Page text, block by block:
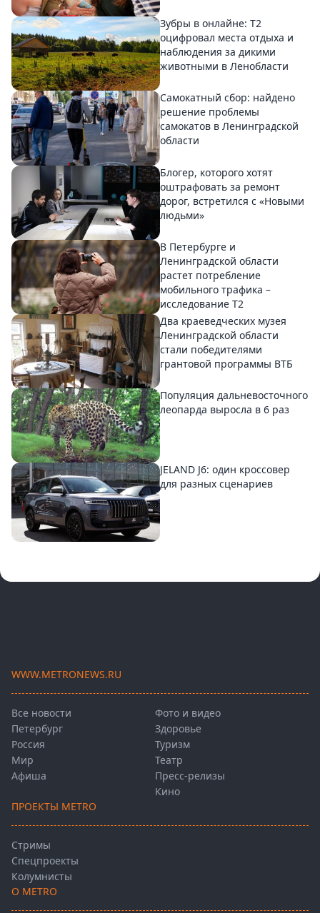
Зубры в онлайне: Т2
оцифровал места отдыха и
наблюдения за дикими
животными в Ленобласти
Самокатный сбор: найдено
решение проблемы
самокатов в Ленинградской
области
Блогер, которого хотят
оштрафовать за ремонт
дорог, встретился с «Новыми
людьми»
В Петербурге и
Ленинградской области
растет потребление
мобильного трафика –
исследование T2
Два краеведческих музея
Ленинградской области
стали победителями
грантовой программы ВТБ
Популяция дальневосточного
леопарда выросла в 6 раз
JELAND J6: один кроссовер
для разных сценариев
WWW.METRONEWS.RU
Все новости
Петербург
Россия
Мир
Афиша
Фото и видео
Здоровье
Туризм
Театр
Пресс-релизы
Кино
ПРОЕКТЫ METRO
Стримы
Спецпроекты
Колумнисты
О METRO